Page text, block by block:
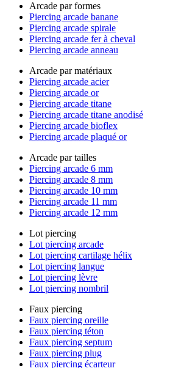
Arcade par formes
Piercing arcade banane
Piercing arcade spirale
Piercing arcade fer à cheval
Piercing arcade anneau
Arcade par matériaux
Piercing arcade acier
Piercing arcade or
Piercing arcade titane
Piercing arcade titane anodisé
Piercing arcade bioflex
Piercing arcade plaqué or
Arcade par tailles
Piercing arcade 6 mm
Piercing arcade 8 mm
Piercing arcade 10 mm
Piercing arcade 11 mm
Piercing arcade 12 mm
Lot piercing
Lot piercing arcade
Lot piercing cartilage hélix
Lot piercing langue
Lot piercing lèvre
Lot piercing nombril
Faux piercing
Faux piercing oreille
Faux piercing téton
Faux piercing septum
Faux piercing plug
Faux piercing écarteur